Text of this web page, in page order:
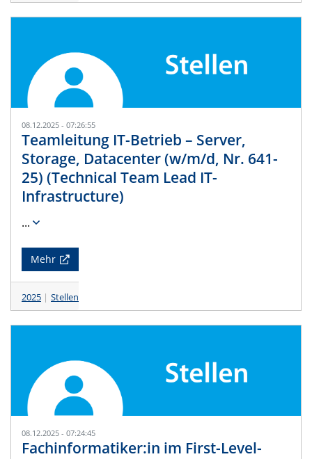
08.12.2025 - 07:26:55
Teamleitung IT-Betrieb – Server,
Storage, Datacenter (w/m/d, Nr. 641-
25) (Technical Team Lead IT-
Infrastructure)
...
Mehr
2025 Stellen
08.12.2025 - 07:24:45
Fachinformatiker:in im First-Level-